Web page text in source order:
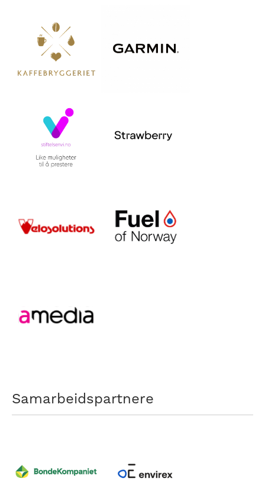
Samarbeidspartnere